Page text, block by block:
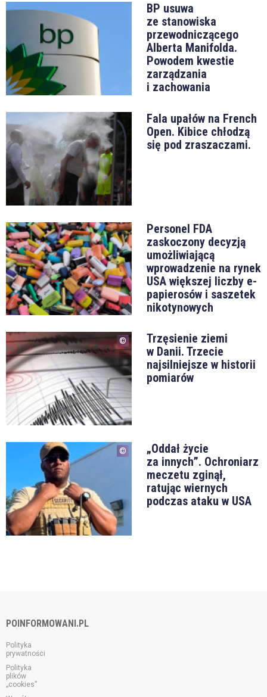
BP usuwa
ze stanowiska
przewodniczącego
Alberta Manifolda.
Powodem kwestie
zarządzania
i zachowania
Fala upałów na French
Open. Kibice chłodzą
się pod zraszaczami.
Personel FDA
zaskoczony decyzją
umożliwiającą
wprowadzenie na rynek
USA większej liczby e-
papierosów i saszetek
nikotynowych
Trzęsienie ziemi
w Danii. Trzecie
najsilniejsze w historii
pomiarów
„Oddał życie
za innych”. Ochroniarz
meczetu zginął,
ratując wiernych
podczas ataku w USA
POINFORMOWANI.PL
Polityka
prywatności
Polityka
plików
„cookies”